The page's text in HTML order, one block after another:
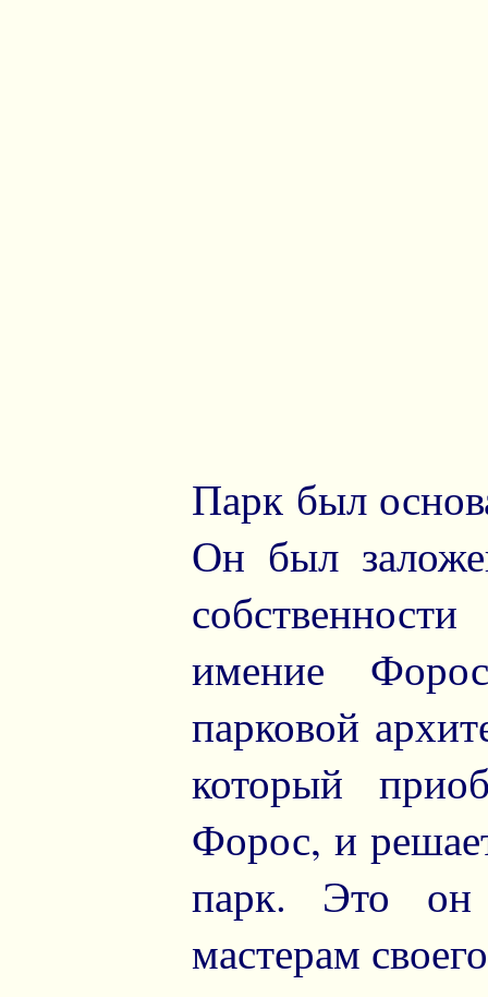
Парк был
Он был
имение
парковой
который
Форос, и
парк. Это он
мастерам